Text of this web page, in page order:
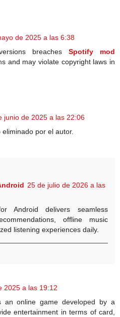
de 2025 a las 6:38
breaches Spotify mod
and may violate copyright laws in
junio de 2025 a las 22:06
por el autor.
25 de julio de 2026 a las
Android delivers seamless
offline music
listening experiences daily.
2025 a las 19:12
an online game developed by a
entertainment in terms of card,